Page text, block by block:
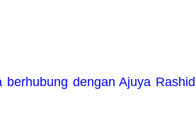
dengan Ajuya Rashid